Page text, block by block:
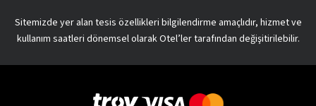
Sitemizde yer alan tesis özellikleri bilgilendirme amaçlıdır, hizmet ve
kullanım saatleri dönemsel olarak Otel’ler tarafından değişitirilebilir.